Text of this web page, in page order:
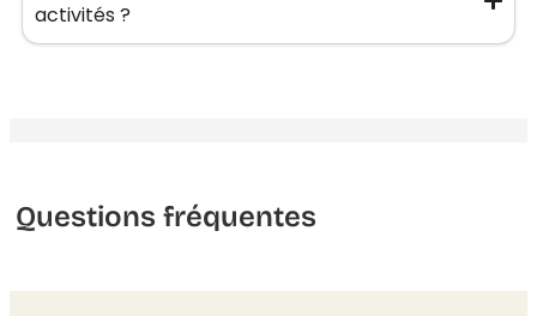
activités ?
Questions fréquentes